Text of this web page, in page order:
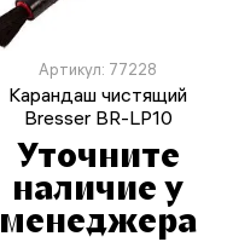
Артикул: 77228
Карандаш чистящий
Bresser BR-LP10
Уточните
наличие у
менеджера